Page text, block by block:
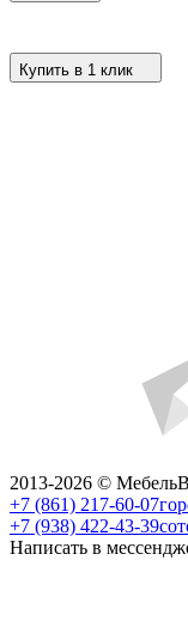
Купить в 1 клик
2013-2026 ©
+7 (861) 217-60-07
+7 (938) 422-43-39
Написать в